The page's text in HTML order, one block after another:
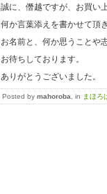
誠に、僭越ですが、お買い
何か言葉添えを書かせて頂
お名前と、何か思うことや
お待ちしております。
ありがとうございました。
Posted by mahoroba , in まほろ